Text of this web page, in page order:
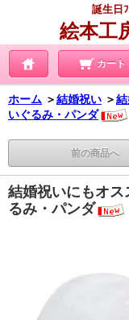
誕生日
絵本工
カート
ホーム ＞結婚祝い ＞
いぐるみ・パンダ
前の商品へ
結婚祝いにもオ
るみ・パンダ